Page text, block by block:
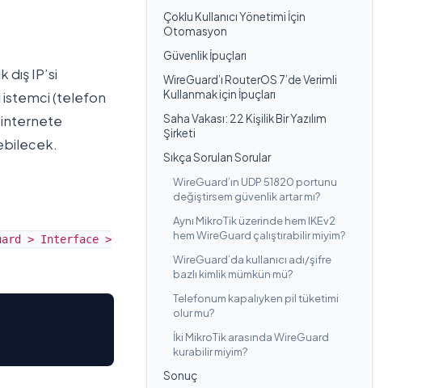
IP’si
istemci (telefon
internete
> Interface >
Çoklu Kullanıcı Yönetimi İçin
Otomasyon
Güvenlik İpuçları
WireGuard’ı RouterOS 7’de Verimli
Kullanmak için İpuçları
Saha Vakası: 22 Kişilik Bir Yazılım
Şirketi
Sıkça Sorulan Sorular
WireGuard’ın UDP 51820 portunu
değiştirsem güvenlik artar mı?
Aynı MikroTik üzerinde hem IKEv2
hem WireGuard çalıştırabilir miyim?
WireGuard’da kullanıcı adı/şifre
bazlı kimlik mümkün mü?
Telefonum kapalıyken pil tüketimi
olur mu?
İki MikroTik arasında WireGuard
kurabilir miyim?
Sonuç